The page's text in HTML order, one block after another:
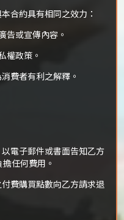
合約具有相同之效力：
或宣傳內容。
權政策。
費者有利之解釋。
電子郵件或書面告知乙方
任何費用。
費購買點數向乙方請求退